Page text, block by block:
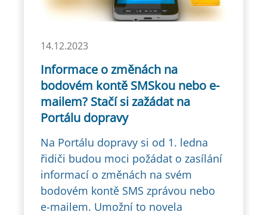
14.12.2023
Informace o změnách na
bodovém kontě SMSkou nebo e-
mailem? Stačí si zažádat na
Portálu dopravy
Na Portálu dopravy si od 1. ledna
řidiči budou moci požádat o zasílání
informací o změnách na svém
bodovém kontě SMS zprávou nebo
e-mailem. Umožní to novela